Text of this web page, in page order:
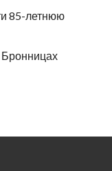
85-летнюю
Бронницах